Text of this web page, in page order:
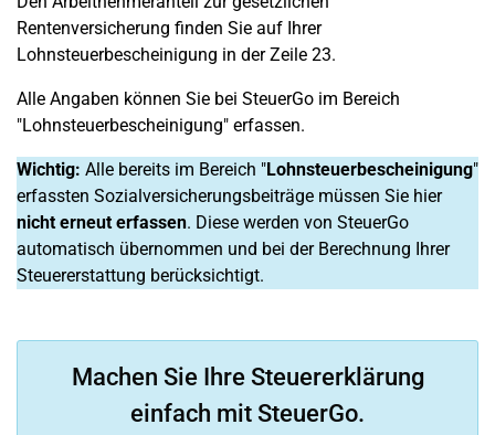
Rentenversicherung finden Sie auf Ihrer
Lohnsteuerbescheinigung in der Zeile 23.
Alle Angaben können Sie bei SteuerGo im Bereich
"Lohnsteuerbescheinigung" erfassen.
Wichtig: Alle bereits im Bereich "Lohnsteuerbescheinigung"
erfassten Sozialversicherungsbeiträge müssen Sie hier
nicht erneut erfassen. Diese werden von SteuerGo
automatisch übernommen und bei der Berechnung Ihrer
Steuererstattung berücksichtigt.
Machen Sie Ihre Steuererklärung
einfach mit SteuerGo.